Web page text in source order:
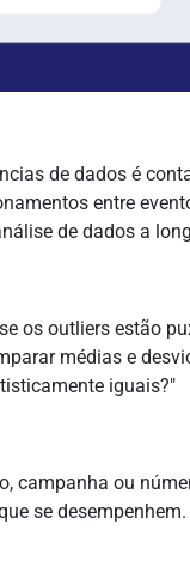
de dados é
entre
de dados a
os outliers estão
médias e
iguais?"
campanha ou
se desempenhem.